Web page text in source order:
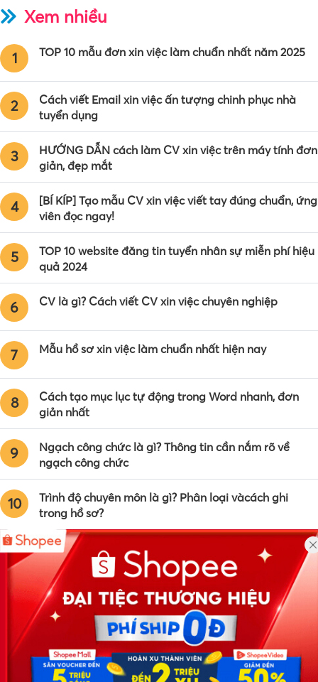
Xem nhiều
1 TOP 10 mẫu đơn xin việc làm chuẩn nhất năm 2025
2
Cách viết Email xin việc ấn tượng chinh phục nhà
tuyển dụng
3
HƯỚNG DẪN cách làm CV xin việc trên máy tính đơn
giản, đẹp mắt
4
[BÍ KÍP] Tạo mẫu CV xin việc viết tay đúng chuẩn, ứng
viên đọc ngay!
5
TOP 10 website đăng tin tuyển nhân sự miễn phí hiệu
quả 2024
6 CV là gì? Cách viết CV xin việc chuyên nghiệp
7 Mẫu hồ sơ xin việc làm chuẩn nhất hiện nay
8
Cách tạo mục lục tự động trong Word nhanh, đơn
giản nhất
9
Ngạch công chức là gì? Thông tin cần nắm rõ về
ngạch công chức
10
Trình độ chuyên môn là gì? Phân loại vàcách ghi
trong hồ sơ?
Công ty TNHH Eyeplus Online
Địa chỉ: Số 81, ngõ 68, đường Cầu Giấy, Tổ 05, Phường Quan
Hoa, Quận Cầu Giấy, TP Hà Nội, Việt Nam
SĐT: 0981 448 766